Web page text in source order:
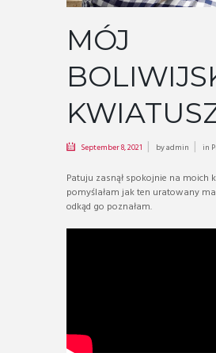
MÓJ
September 8, 2021 byadmin in
Patuju zasnął spokojnie na moich
pomyślałam jak ten uratowany
odkąd go poznałam.